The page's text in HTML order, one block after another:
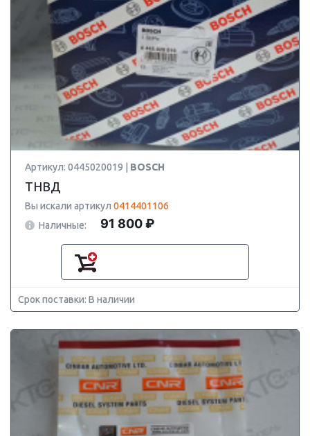
Артикул: 0445020019 | BOSCH
ТНВД
Вы искали артикул 0414401106
Наличные:
91 800 ₽
Срок поставки: В наличии